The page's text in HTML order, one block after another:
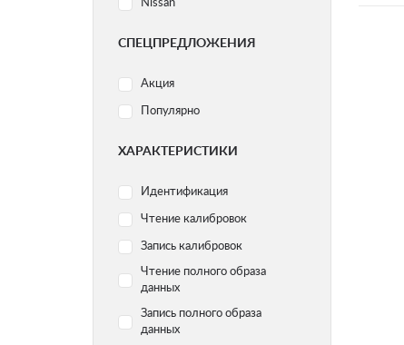
Nissan
Volvo
Acura
Chery
Yamaha
Chevrolet
Citroen
Geely
СПЕЦПРЕДЛОЖЕНИЯ
Акция
Популярно
ХАРАКТЕРИСТИКИ
Идентификация
Чтение калибровок
Запись калибровок
Чтение полного образа
данных
Запись полного образа
данных